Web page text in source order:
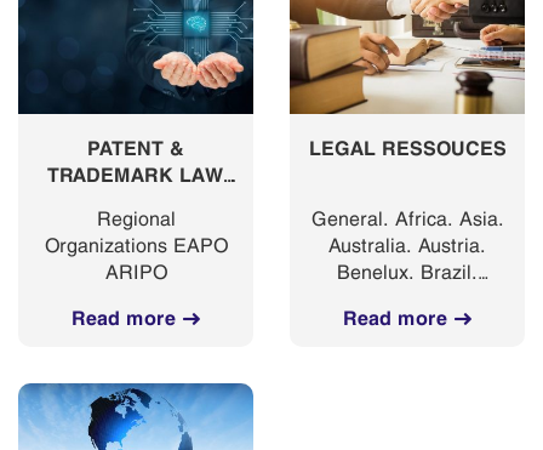
PATENT &
TRADEMARK LAW
Regional
Organizations EAPO
ARIPO
Read more
LEGAL RESSOUCES
General. Africa. Asia.
Australia. Austria.
Benelux. Brazil.
Republic. Denmark.
Read more